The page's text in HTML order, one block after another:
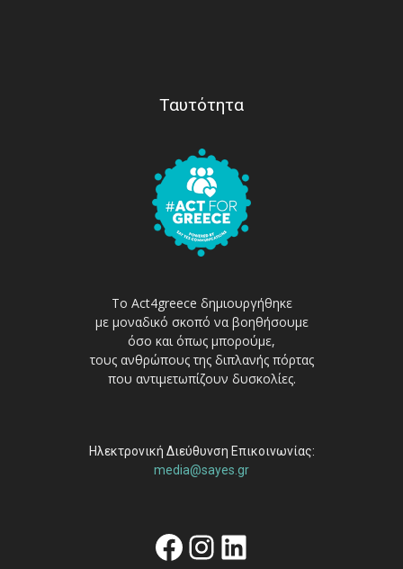
Ταυτότητα
Το Act4greece δημιουργήθηκε
με μοναδικό σκοπό να βοηθήσουμε
όσο και όπως μπορούμε,
τους ανθρώπους της διπλανής πόρτας
που αντιμετωπίζουν δυσκολίες.
Ηλεκτρονική Διεύθυνση Επικοινωνίας:
media@sayes.gr
Facebook
Instagram
Linkedin